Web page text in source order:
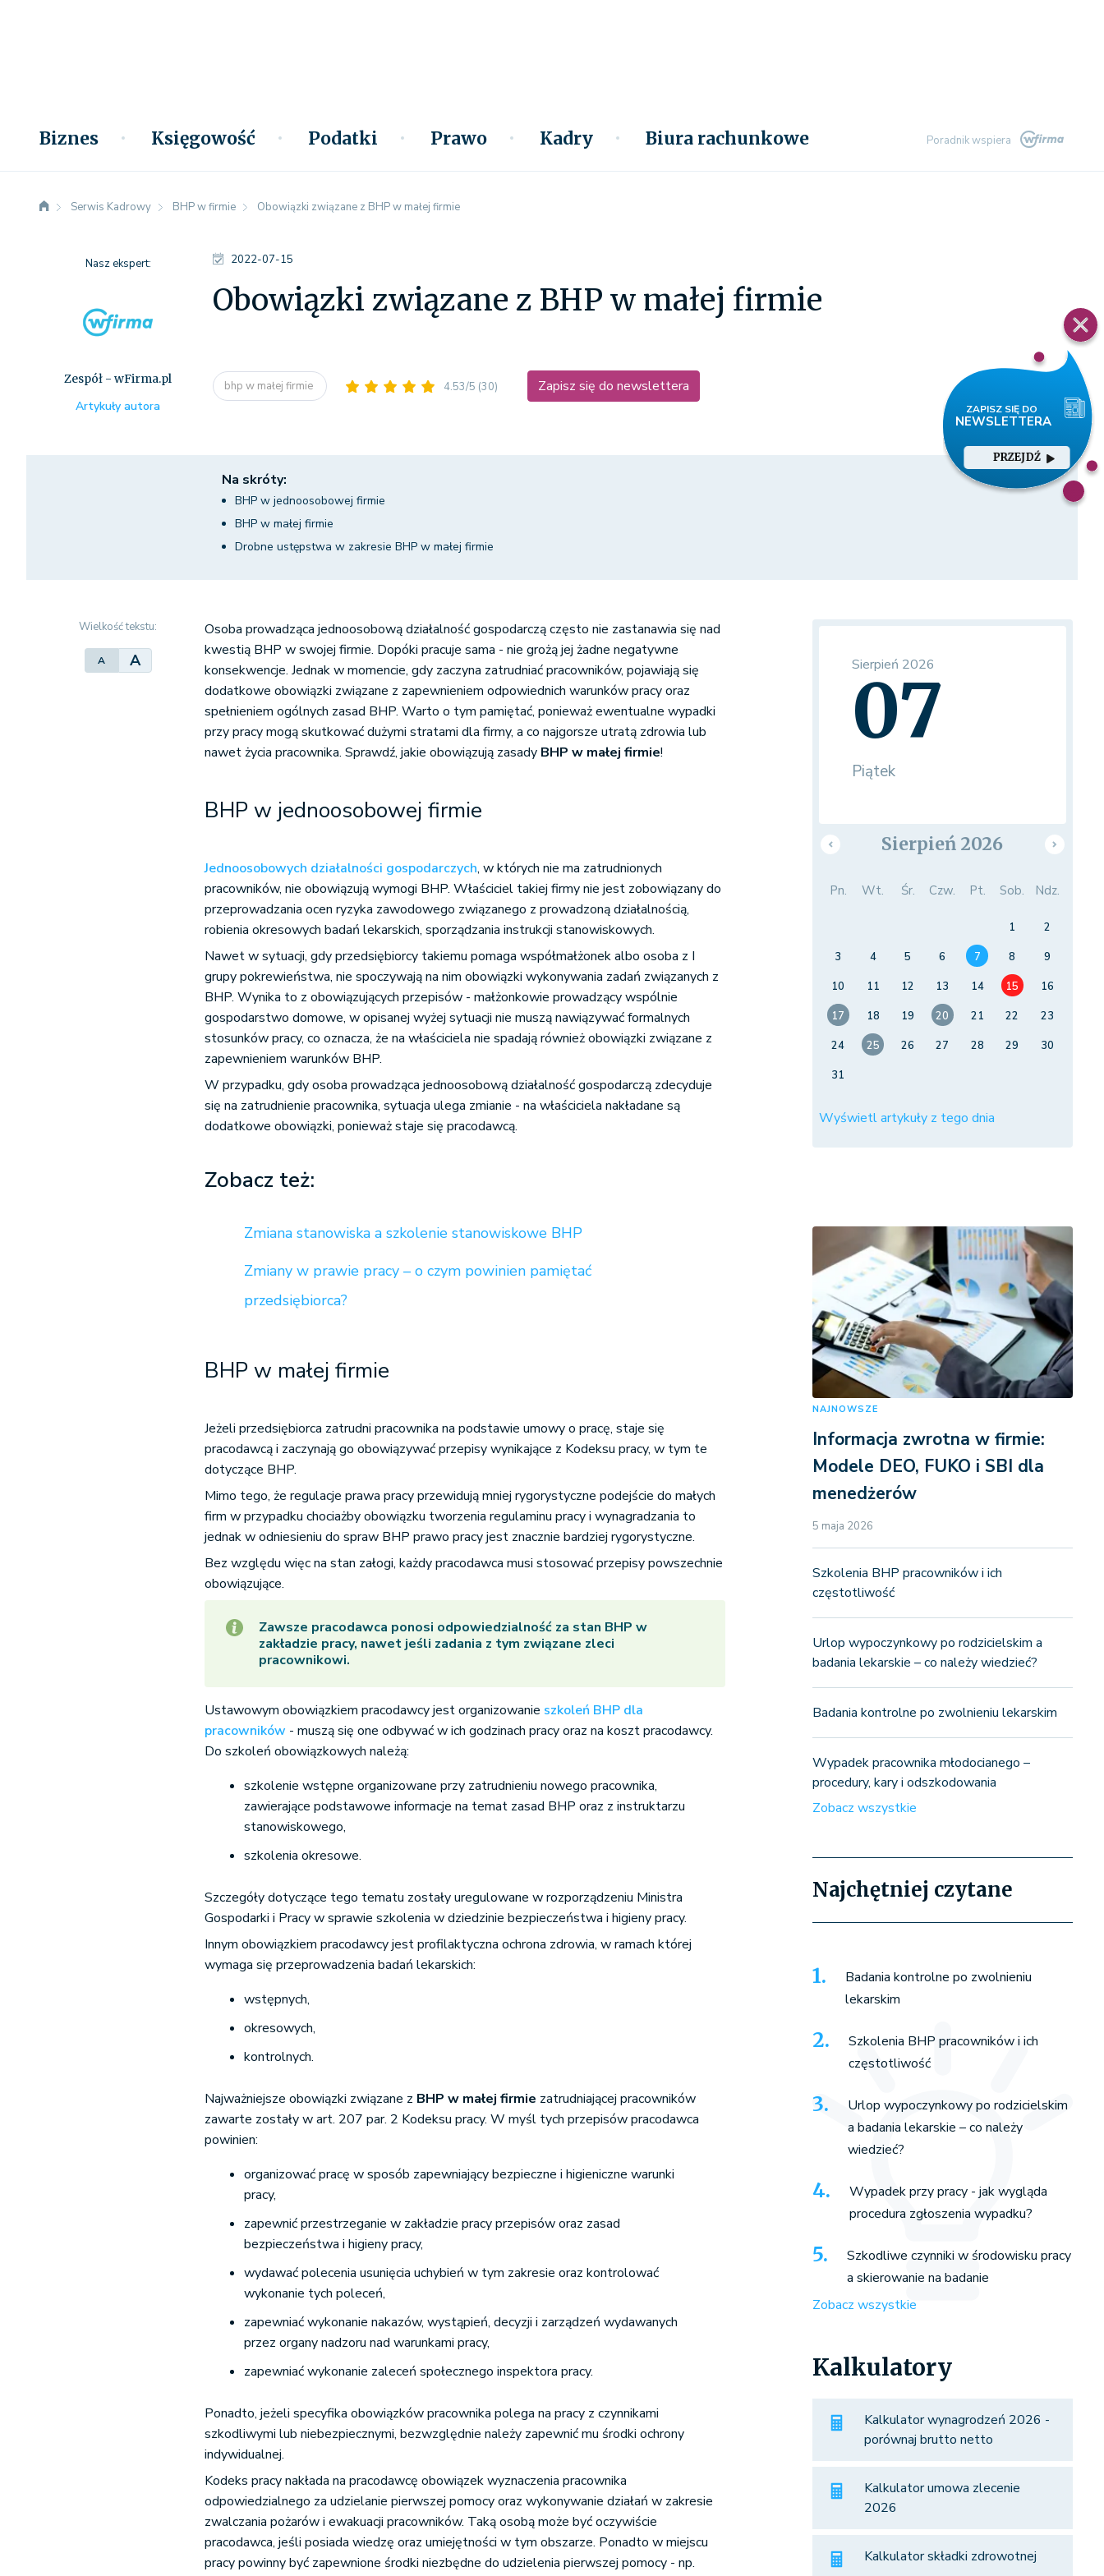
Biznes Księgowość Podatki Prawo Kadry Biura rachunkowe Poradnik wspiera
PRZEJDŹ
Serwis Kadrowy BHP w firmie Obowiązki związane z BHP w małej firmie
2022-07-15
Obowiązki związane z BHP w małej firmie
bhp w małej firmie 4.53/5 (30) Zapisz się do newslettera
Nasz ekspert:
Zespół - wFirma.pl
Artykuły autora
Na skróty:
BHP w jednoosobowej firmie
BHP w małej firmie
Drobne ustępstwa w zakresie BHP w małej firmie
Wielkość tekstu:
A A
Osoba prowadząca jednoosobową działalność gospodarczą często nie zastanawia się nad
kwestią BHP w swojej firmie. Dopóki pracuje sama - nie grożą jej żadne negatywne
konsekwencje. Jednak w momencie, gdy zaczyna zatrudniać pracowników, pojawiają się
dodatkowe obowiązki związane z zapewnieniem odpowiednich warunków pracy oraz
spełnieniem ogólnych zasad BHP. Warto o tym pamiętać, ponieważ ewentualne wypadki
przy pracy mogą skutkować dużymi stratami dla firmy, a co najgorsze utratą zdrowia lub
nawet życia pracownika. Sprawdź, jakie obowiązują zasady BHP w małej firmie!
BHP w jednoosobowej firmie
Jednoosobowych działalności gospodarczych, w których nie ma zatrudnionych
pracowników, nie obowiązują wymogi BHP. Właściciel takiej firmy nie jest zobowiązany do
przeprowadzania ocen ryzyka zawodowego związanego z prowadzoną działalnością,
robienia okresowych badań lekarskich, sporządzania instrukcji stanowiskowych.
Nawet w sytuacji, gdy przedsiębiorcy takiemu pomaga współmałżonek albo osoba z I
grupy pokrewieństwa, nie spoczywają na nim obowiązki wykonywania zadań związanych z
BHP. Wynika to z obowiązujących przepisów - małżonkowie prowadzący wspólnie
gospodarstwo domowe, w opisanej wyżej sytuacji nie muszą nawiązywać formalnych
stosunków pracy, co oznacza, że na właściciela nie spadają również obowiązki związane z
zapewnieniem warunków BHP.
W przypadku, gdy osoba prowadząca jednoosobową działalność gospodarczą zdecyduje
się na zatrudnienie pracownika, sytuacja ulega zmianie - na właściciela nakładane są
dodatkowe obowiązki, ponieważ staje się pracodawcą.
Zobacz też:
Zmiana stanowiska a szkolenie stanowiskowe BHP
Zmiany w prawie pracy – o czym powinien pamiętać
przedsiębiorca?
BHP w małej firmie
Jeżeli przedsiębiorca zatrudni pracownika na podstawie umowy o pracę, staje się
pracodawcą i zaczynają go obowiązywać przepisy wynikające z Kodeksu pracy, w tym te
dotyczące BHP.
Mimo tego, że regulacje prawa pracy przewidują mniej rygorystyczne podejście do małych
firm w przypadku chociażby obowiązku tworzenia regulaminu pracy i wynagradzania to
jednak w odniesieniu do spraw BHP prawo pracy jest znacznie bardziej rygorystyczne.
Bez względu więc na stan załogi, każdy pracodawca musi stosować przepisy powszechnie
obowiązujące.
Zawsze pracodawca ponosi odpowiedzialność za stan BHP w
zakładzie pracy, nawet jeśli zadania z tym związane zleci
pracownikowi.
Ustawowym obowiązkiem pracodawcy jest organizowanie szkoleń BHP dla
pracowników - muszą się one odbywać w ich godzinach pracy oraz na koszt pracodawcy.
Do szkoleń obowiązkowych należą:
szkolenie wstępne organizowane przy zatrudnieniu nowego pracownika,
zawierające podstawowe informacje na temat zasad BHP oraz z instruktarzu
stanowiskowego,
szkolenia okresowe.
Szczegóły dotyczące tego tematu zostały uregulowane w rozporządzeniu Ministra
Gospodarki i Pracy w sprawie szkolenia w dziedzinie bezpieczeństwa i higieny pracy.
Innym obowiązkiem pracodawcy jest profilaktyczna ochrona zdrowia, w ramach której
wymaga się przeprowadzenia badań lekarskich:
wstępnych,
okresowych,
kontrolnych.
Najważniejsze obowiązki związane z BHP w małej firmie zatrudniającej pracowników
zawarte zostały w art. 207 par. 2 Kodeksu pracy. W myśl tych przepisów pracodawca
powinien:
organizować pracę w sposób zapewniający bezpieczne i higieniczne warunki
pracy,
zapewnić przestrzeganie w zakładzie pracy przepisów oraz zasad
bezpieczeństwa i higieny pracy,
wydawać polecenia usunięcia uchybień w tym zakresie oraz kontrolować
wykonanie tych poleceń,
zapewniać wykonanie nakazów, wystąpień, decyzji i zarządzeń wydawanych
przez organy nadzoru nad warunkami pracy,
zapewniać wykonanie zaleceń społecznego inspektora pracy.
Ponadto, jeżeli specyfika obowiązków pracownika polega na pracy z czynnikami
szkodliwymi lub niebezpiecznymi, bezwzględnie należy zapewnić mu środki ochrony
indywidualnej.
Kodeks pracy nakłada na pracodawcę obowiązek wyznaczenia pracownika
odpowiedzialnego za udzielanie pierwszej pomocy oraz wykonywanie działań w zakresie
zwalczania pożarów i ewakuacji pracowników. Taką osobą może być oczywiście
pracodawca, jeśli posiada wiedzę oraz umiejętności w tym obszarze. Ponadto w miejscu
pracy powinny być zapewnione środki niezbędne do udzielenia pierwszej pomocy - np.
Sierpień 2026
07
Piątek
Sierpień 2026
Pn. Wt. Śr. Czw. Pt. Sob. Ndz.
1
2
3
4 5 6 7 8
9
10
11 12 13 14 15
16
17
18 19 20 21 22
23
24
25 26 27 28 29
30
31
Wyświetl artykuły z tego dnia
NAJNOWSZE
Informacja zwrotna w firmie:
Modele DEO, FUKO i SBI dla
menedżerów
5 maja 2026
Szkolenia BHP pracowników i ich
częstotliwość
Urlop wypoczynkowy po rodzicielskim a
badania lekarskie – co należy wiedzieć?
Badania kontrolne po zwolnieniu lekarskim
Wypadek pracownika młodocianego –
procedury, kary i odszkodowania
Zobacz wszystkie
Najchętniej czytane
Badania kontrolne po zwolnieniu
lekarskim
Szkolenia BHP pracowników i ich
częstotliwość
Urlop wypoczynkowy po rodzicielskim
a badania lekarskie – co należy
wiedzieć?
Wypadek przy pracy - jak wygląda
procedura zgłoszenia wypadku?
Szkodliwe czynniki w środowisku pracy
a skierowanie na badanie
Zobacz wszystkie
Kalkulatory
Kalkulator wynagrodzeń 2026 -
porównaj brutto netto
Kalkulator umowa zlecenie
2026
Kalkulator składki zdrowotnej